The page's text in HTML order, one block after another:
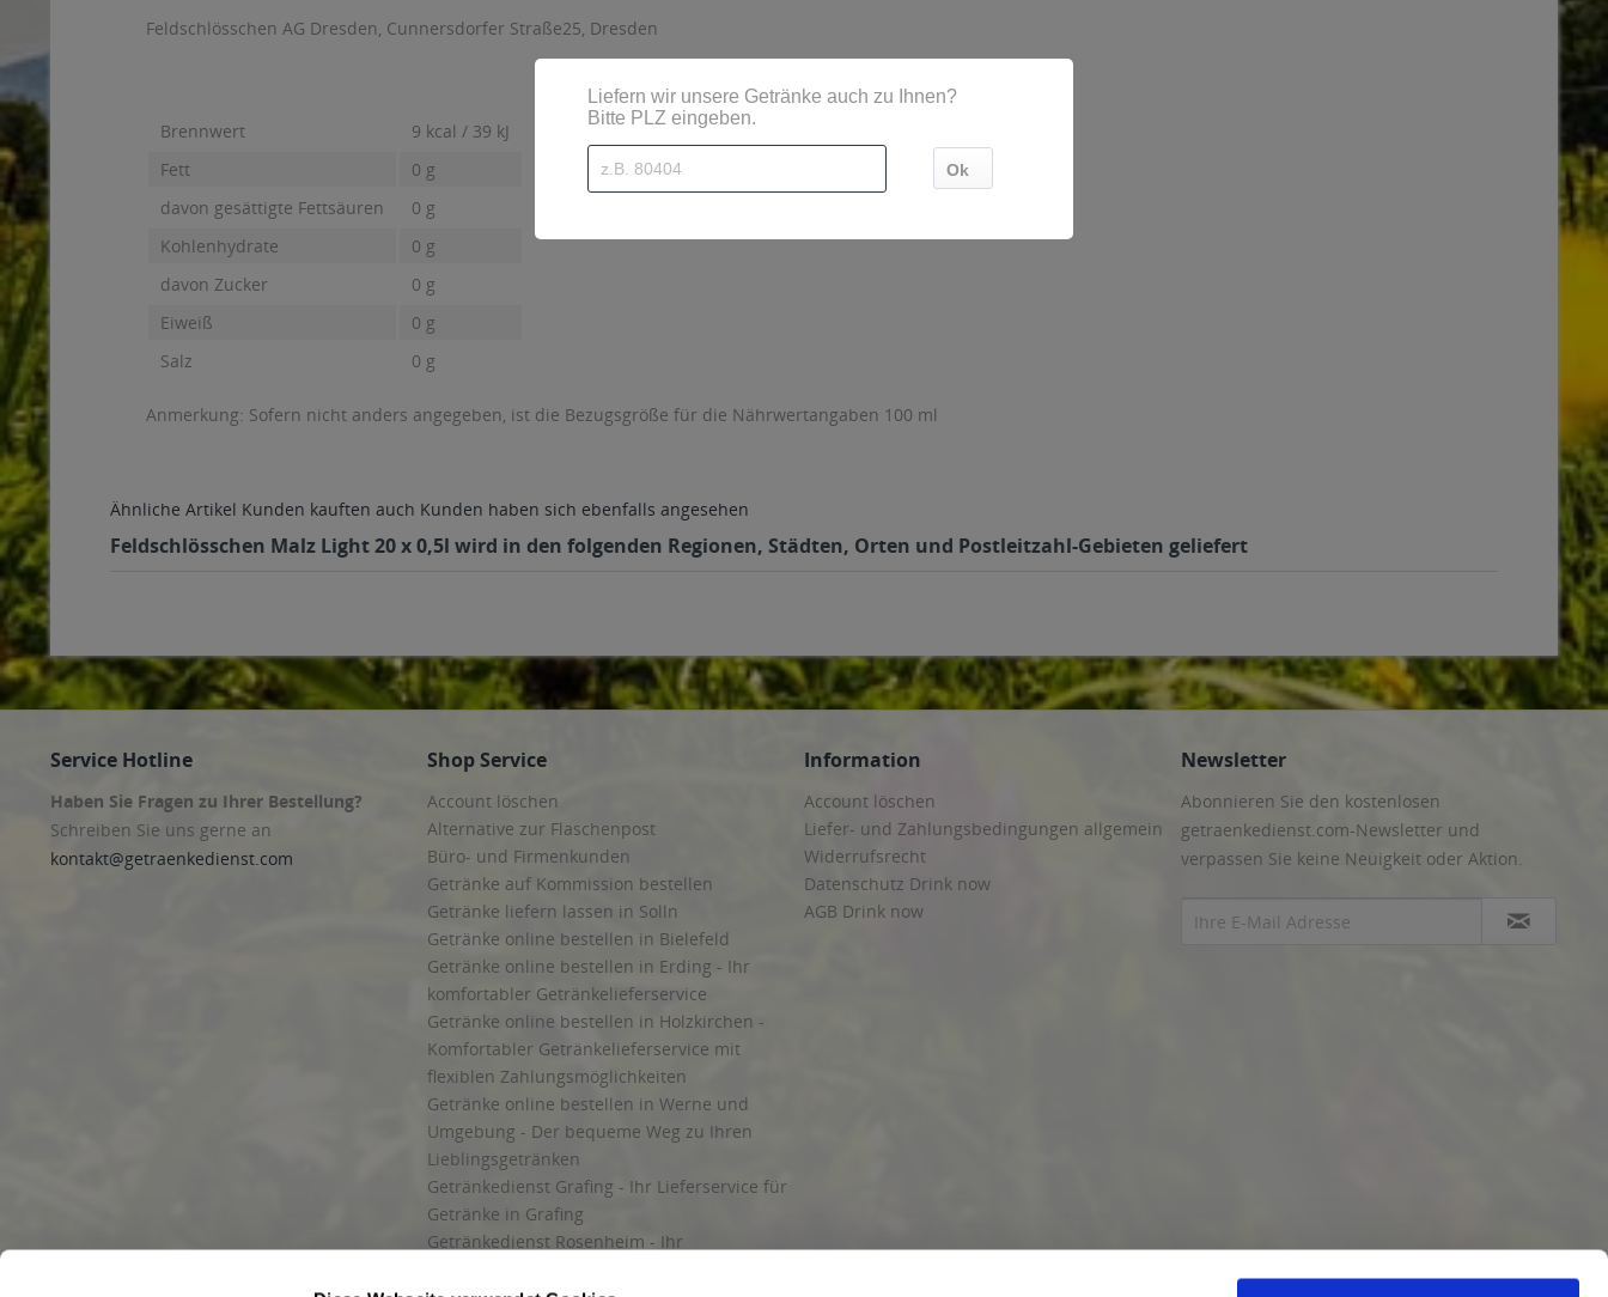
Feldschlösschen AG Dresden, Cunnersdorfer Straße25, Dresden
Brennwert
9 kcal / 39 kJ
Fett
0 g
davon gesättigte Fettsäuren
0 g
Kohlenhydrate
0 g
davon Zucker
0 g
Eiweiß
0 g
Salz
0 g
Anmerkung: Sofern nicht anders angegeben, ist die Bezugsgröße für die Nährwertangaben 100 ml
Ähnliche Artikel Kunden kauften auch Kunden haben sich ebenfalls angesehen
Feldschlösschen Malz Light 20 x 0,5l wird in den folgenden Regionen, Städten, Orten und Postleitzahl-Gebieten geliefert
Service Hotline
Haben Sie Fragen zu Ihrer Bestellung?
Schreiben Sie uns gerne an
kontakt@getraenkedienst.com
Shop Service
Account löschen
Alternative zur Flaschenpost
Büro- und Firmenkunden
Getränke auf Kommission bestellen
Getränke liefern lassen in Solln
Getränke online bestellen in Bielefeld
Getränke online bestellen in Erding - Ihr
komfortabler Getränkelieferservice
Getränke online bestellen in Holzkirchen -
Komfortabler Getränkelieferservice mit
flexiblen Zahlungsmöglichkeiten
Getränke online bestellen in Werne und
Umgebung - Der bequeme Weg zu Ihren
Lieblingsgetränken
Getränkedienst Grafing - Ihr Lieferservice für
Getränke in Grafing
Getränkedienst Rosenheim - Ihr
Information
Account löschen
Liefer- und Zahlungsbedingungen allgemein
Widerrufsrecht
Datenschutz Drink now
AGB Drink now
Newsletter
Abonnieren Sie den kostenlosen
getraenkedienst.com-Newsletter und
verpassen Sie keine Neuigkeit oder Aktion.